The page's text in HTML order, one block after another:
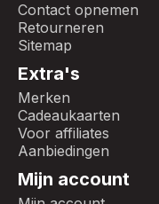
Contact opnemen
Retourneren
Sitemap
Extra's
Merken
Cadeaukaarten
Voor affiliates
Aanbiedingen
Mijn account